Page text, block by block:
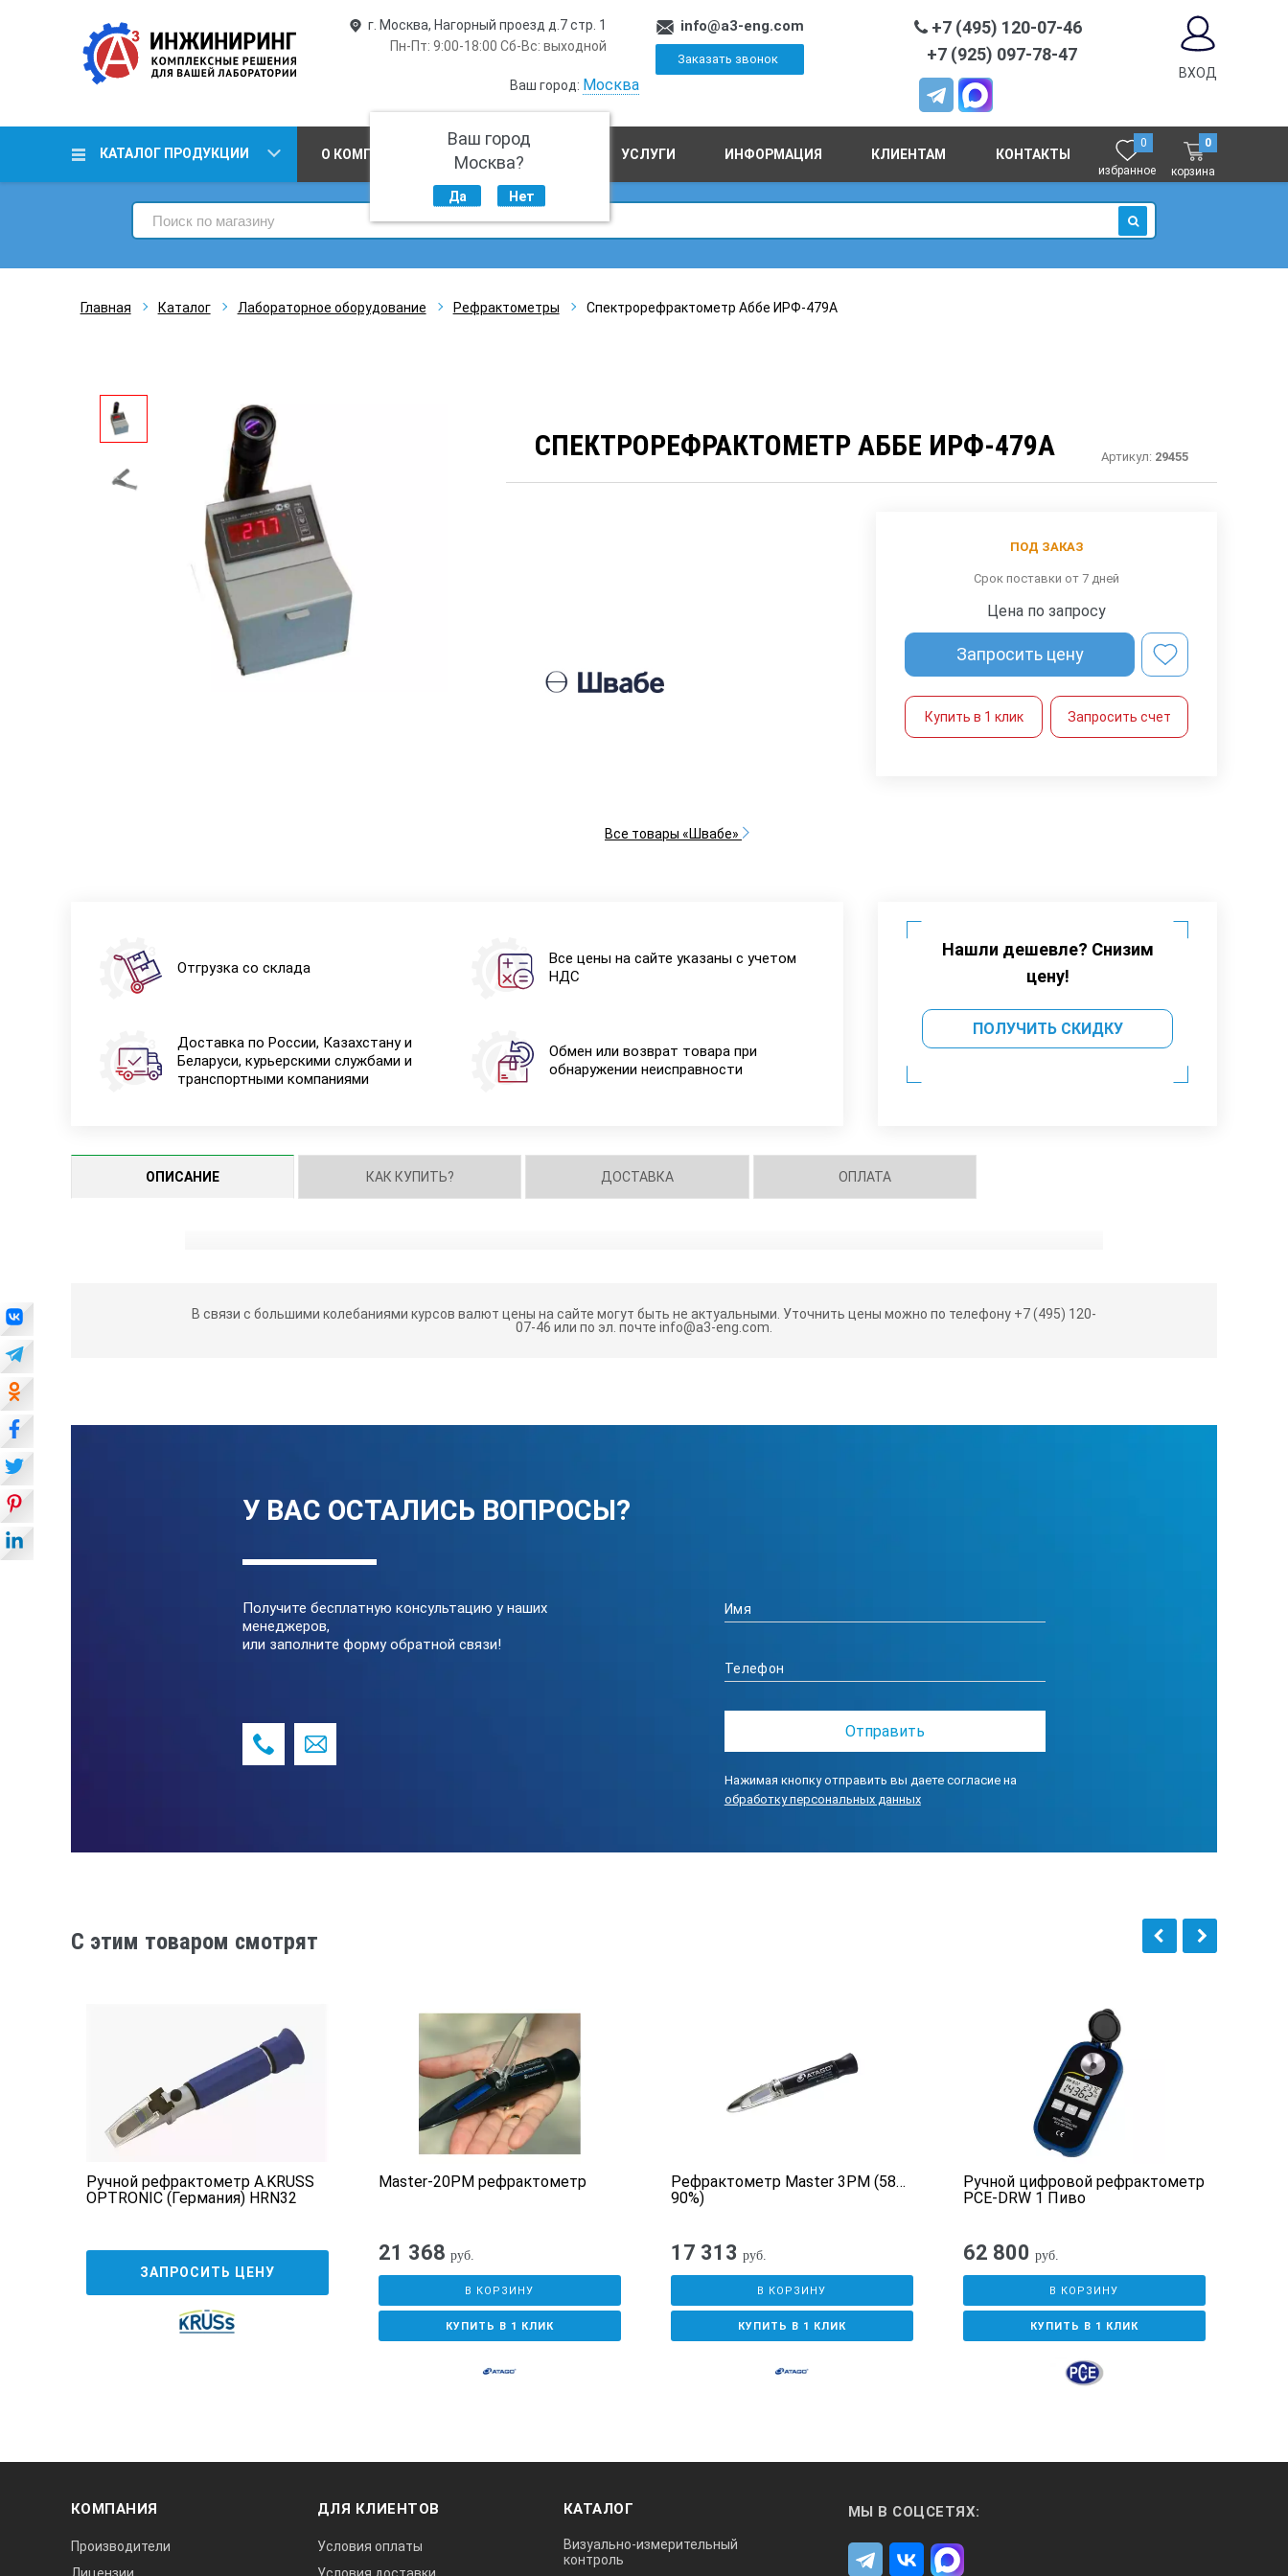
г. Москва, Нагорный проезд д.7 стр. 1
Пн-Пт: 9:00-18:00 Сб-Вс: выходной
Ваш город: Москва
Ваш город
Москва?
Да Нет
info@a3-eng.com
Заказать звонок
+7 (495) 120-07-46
+7 (925) 097-78-47
ВХОД
КАТАЛОГ ПРОДУКЦИИ О КОМПАНИИ ПРОИЗВОДСТВО УСЛУГИ ИНФОРМАЦИЯ КЛИЕНТАМ КОНТАКТЫ
0
избранное
0
корзина
ИСКАТЬ
Главная Каталог Лабораторное оборудование Рефрактометры Спектрорефрактометр Аббе ИРФ-479А
СПЕКТРОРЕФРАКТОМЕТР АББЕ ИРФ-479А Артикул: 29455
Все товары «Швабе»
ПОД ЗАКАЗ
Срок поставки от 7 дней
Цена по запросу
Запросить цену
Купить в 1 клик Запросить счет
Отгрузка со склада
Все цены на сайте указаны с учетом
НДС
Доставка по России, Казахстану и
Беларуси, курьерскими службами и
транспортными компаниями
Обмен или возврат товара при
обнаружении неисправности
Нашли дешевле? Снизим
цену!
ПОЛУЧИТЬ СКИДКУ
ОПИСАНИЕ КАК КУПИТЬ? ДОСТАВКА ОПЛАТА
В связи с большими колебаниями курсов валют цены на сайте могут быть не актуальными. Уточнить цены можно по телефону +7 (495) 120-
07-46 или по эл. почте info@a3-eng.com.
У ВАС ОСТАЛИСЬ ВОПРОСЫ?
Получите бесплатную консультацию у наших
менеджеров,
или заполните форму обратной связи!
Нажимая кнопку отправить вы даете согласие на
обработку персональных данных
C этим товаром смотрят
Ручной рефрактометр A.KRUSS
OPTRONIC (Германия) HRN32
ЗАПРОСИТЬ ЦЕНУ
Master-20PM рефрактометр
21 368 руб.
В КОРЗИНУ
КУПИТЬ В 1 КЛИК
Рефрактометр Master 3PM (58…
90%)
17 313 руб.
В КОРЗИНУ
КУПИТЬ В 1 КЛИК
Ручной цифровой рефрактометр
PCE-DRW 1 Пиво
62 800 руб.
В КОРЗИНУ
КУПИТЬ В 1 КЛИК
КОМПАНИЯ
Производители
ДЛЯ КЛИЕНТОВ
Условия оплаты
КАТАЛОГ
Визуально-измерительный
контроль
МЫ В СОЦСЕТЯХ: